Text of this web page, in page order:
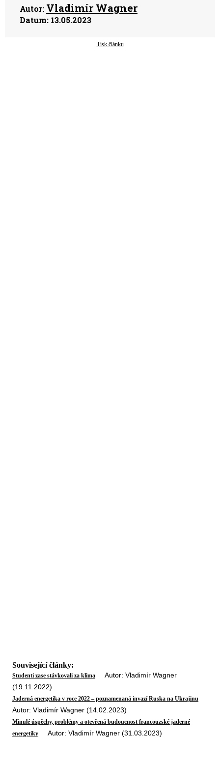
Autor: Vladimír Wagner
Datum: 13.05.2023
Tisk článku
Související články:
Studenti zase stávkovali za klima Autor: Vladimír Wagner
(19.11.2022)
Jaderná energetika v roce 2022 – poznamenaná invazí Ruska na Ukrajinu
Autor: Vladimír Wagner (14.02.2023)
Minulé úspěchy, problémy a otevřená budoucnost francouzské jaderné
energetiky Autor: Vladimír Wagner (31.03.2023)